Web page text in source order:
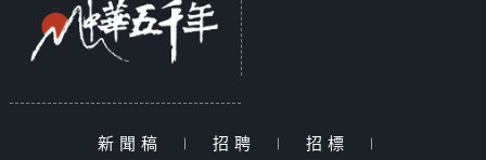
新聞稿 | 招聘 | 招標
|